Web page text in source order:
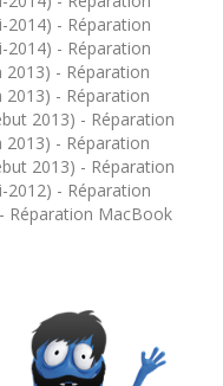
2014) - Réparation
2014) - Réparation
- Réparation
- Réparation
2013) - Réparation
- Réparation
2013) - Réparation
2012) - Réparation
Réparation MacBook